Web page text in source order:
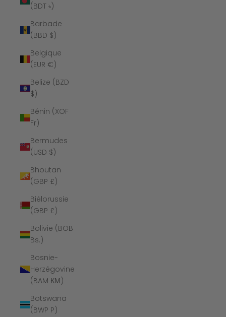
(BDT ৳)
Barbade
(BBD $)
Belgique
(EUR €)
Belize (BZD
$)
Bénin (XOF
Fr)
Bermudes
(USD $)
Bhoutan
(GBP £)
Biélorussie
(GBP £)
Bolivie (BOB
Bs.)
Bosnie-
Herzégovine
(BAM КМ)
Botswana
(BWP P)